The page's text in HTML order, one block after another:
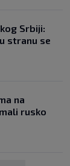
Srbiji:
stranu se
na
rusko